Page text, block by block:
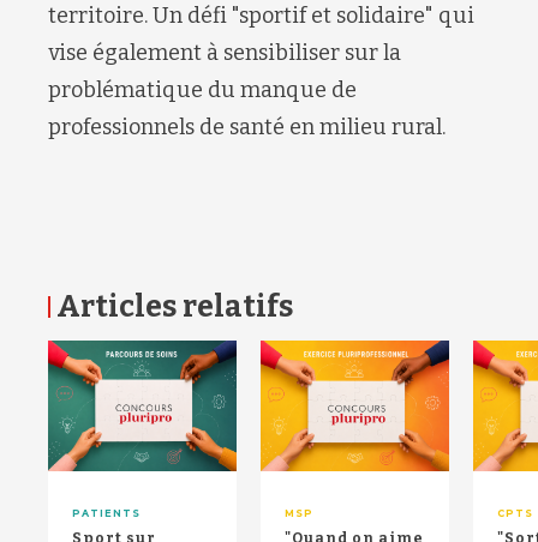
territoire. Un défi "sportif et solidaire" qui
vise également à sensibiliser sur la
problématique du manque de
professionnels de santé en milieu rural.
Articles relatifs
PATIENTS
Sport sur
MSP
"Quand on aime
CPTS
RETOUR HAUT DE PAGE